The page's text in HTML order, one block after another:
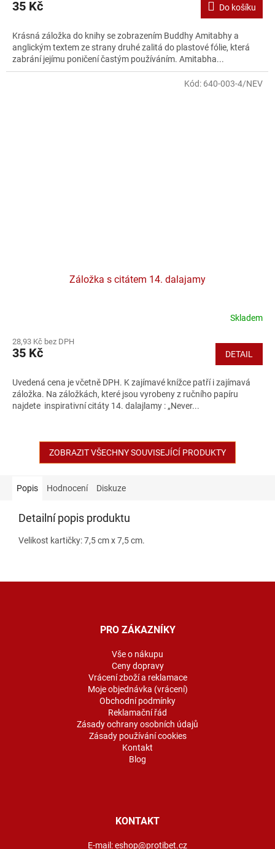
35 Kč Do košíku
Krásná záložka do knihy se zobrazením Buddhy Amitabhy a
anglickým textem ze strany druhé zalitá do plastové fólie, která
zabrání jejímu poničení častým používáním. Amitabha...
Záložka s citátem 14. dalajamy
produktu
je
z
hvězdiček.
Skladem
28,93 Kč bez DPH
35 Kč DETAIL
Uvedená cena je včetně DPH. K zajímavé knížce patří i zajímavá
záložka. Na záložkách, které jsou vyrobeny z ručního papíru
najdete inspirativní citáty 14. dalajlamy : „Never...
Kód: 640-003-4/NEV
ZOBRAZIT VŠECHNY SOUVISEJÍCÍ PRODUKTY
Popis Hodnocení Diskuze
Detailní popis produktu
Velikost kartičky: 7,5 cm x 7,5 cm.
PRO ZÁKAZNÍKY
Vše o nákupu
Ceny dopravy
Vrácení zboží a reklamace
Moje objednávka (vrácení)
Obchodní podmínky
Reklamační řád
Zásady ochrany osobních údajů
Zásady používání cookies
Kontakt
Blog
KONTAKT
E-mail:eshop@protibet.cz